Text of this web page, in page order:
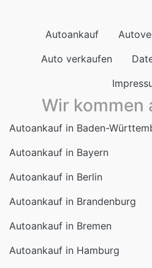
Autoankauf
Auto verkaufen
Wir kommen
Autoankauf in Baden-
Autoankauf in Bayern
Autoankauf in Berlin
Autoankauf in Brandenburg
Autoankauf in Bremen
Autoankauf in Hamburg